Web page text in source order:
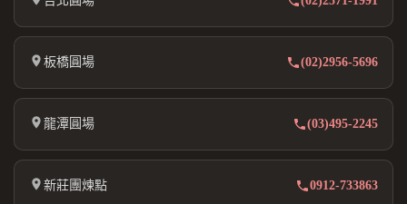
板橋圓場 (02)2956-5696
龍潭圓場 (03)495-2245
新莊團煉點 0912-733863